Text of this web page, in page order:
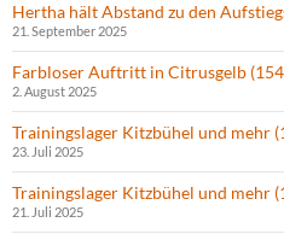
Hertha hält Abstand zu den
21. September 2025
Farbloser Auftritt in Citrusgelb
2. August 2025
Trainingslager Kitzbühel und mehr
23. Juli 2025
Trainingslager Kitzbühel und mehr
21. Juli 2025